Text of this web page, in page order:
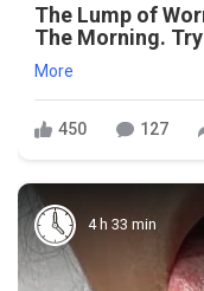
The Lump of
The Morning.
More
450 127
4 h 33 min